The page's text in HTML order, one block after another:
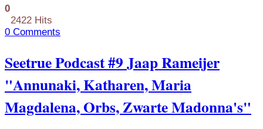
0
2422 Hits
0 Comments
Seetrue Podcast #9 Jaap Rameijer
"Annunaki, Katharen, Maria
Magdalena, Orbs, Zwarte Madonna's"